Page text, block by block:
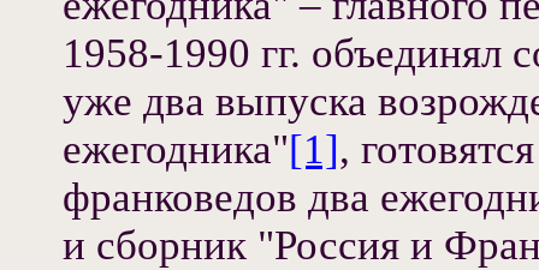
1958-1990 гг. объединял
уже два выпуска
ежегодника"[1],
франковедов два
и сборник "Россия и